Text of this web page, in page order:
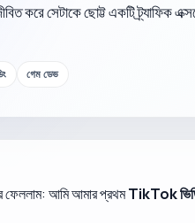
সেটাকে ছোট্ট একটি ট্র্যাফিক
গেম ডেভ
ফেললাম: আমি আমার প্রথমTikTok